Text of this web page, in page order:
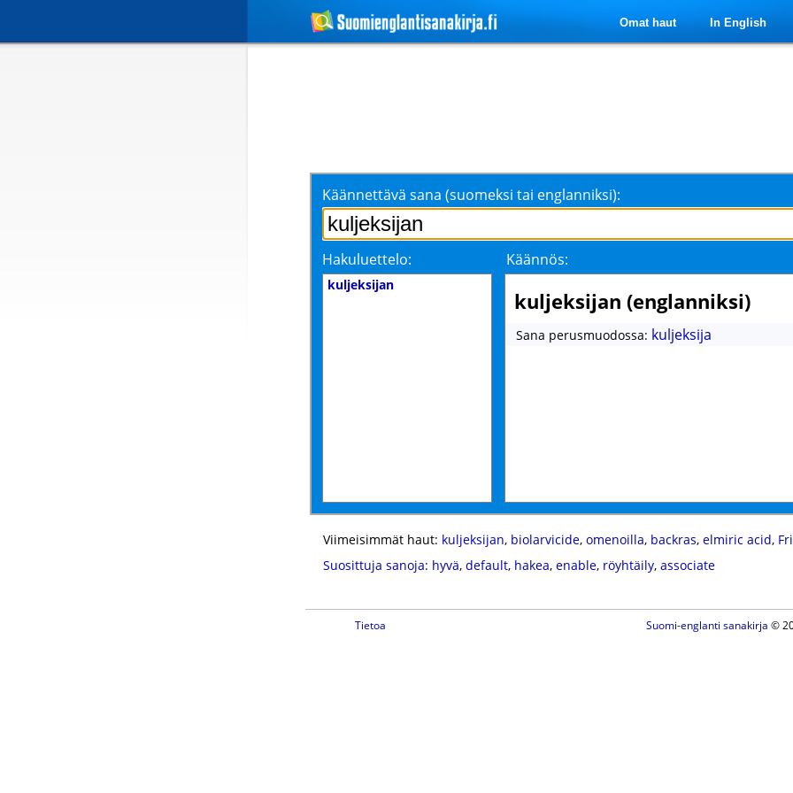
Omat haut In English
Käännettävä sana (suomeksi tai englanniksi):
Hakuluettelo: Käännös:
kuljeksijan
kuljeksijan (englanniksi)
Sana perusmuodossa: kuljeksija
Viimeisimmät haut: kuljeksijan, biolarvicide, omenoilla, backras, elmiric acid,
Suosittuja sanoja: hyvä, default, hakea, enable, röyhtäily, associate
Tietoa Suomi-englanti sanakirja ©